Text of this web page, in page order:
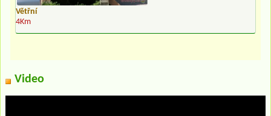
Větřní
4Km
Video